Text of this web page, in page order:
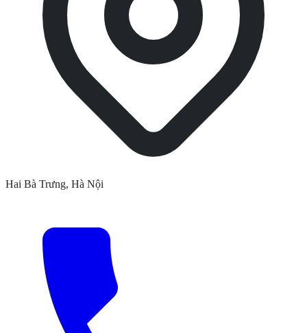
Hai Bà Trưng, Hà Nội